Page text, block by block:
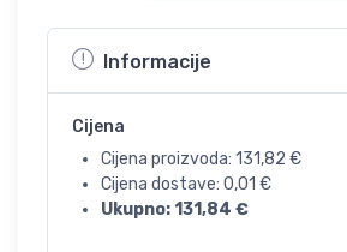
Informacije
Cijena
Cijena proizvoda: 131,82 €
Cijena dostave: 0,01 €
Ukupno:131,84 €